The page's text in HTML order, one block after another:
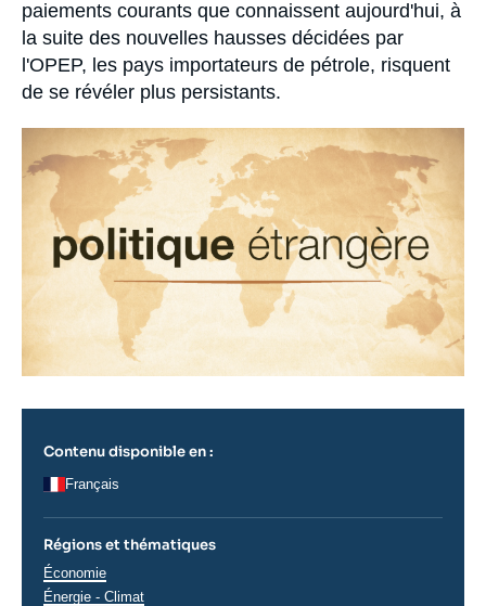
paiements courants que connaissent aujourd'hui, à
la suite des nouvelles hausses décidées par
l'OPEP, les pays importateurs de pétrole, risquent
de se révéler plus persistants.
principale
Contenu disponible en :
Français
Régions et thématiques
Thématiques
analyses
Économie
Énergie - Climat